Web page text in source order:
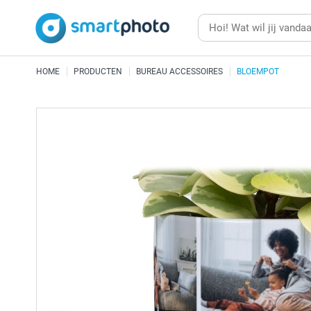
HOME PRODUCTEN BUREAU ACCESSOIRES BLOEMPOT